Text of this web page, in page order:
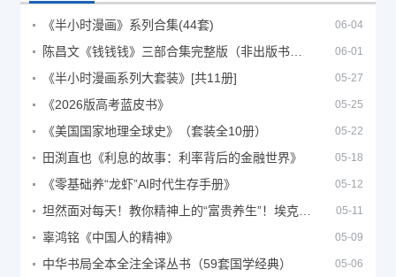
《半小时漫画》系列合集(44套) 06-04
06-01
《半小时漫画系列大套装》[共11册] 05-27
《2026版高考蓝皮书》 05-25
《美国国家地理全球史》（套装全10册） 05-22
田渕直也《利息的故事：利率背后的金融世界》 05-18
《零基础养“龙虾”AI时代生存手册》 05-12
05-11
辜鸿铭《中国人的精神》 05-09
中华书局全本全注全译丛书（59套国学经典） 05-06